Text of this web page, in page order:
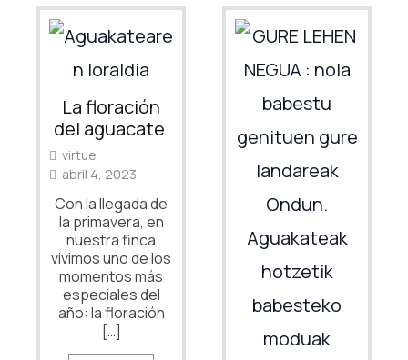
La floración
del aguacate
virtue
abril 4, 2023
Con la llegada de
la primavera, en
nuestra finca
vivimos uno de los
momentos más
especiales del
año: la floración
[…]